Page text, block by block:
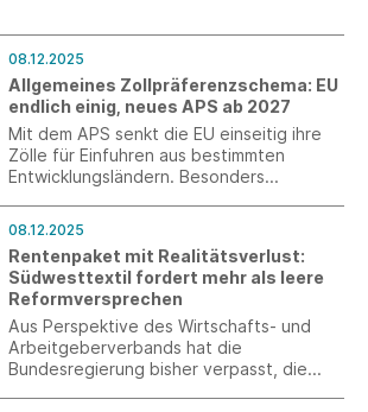
Nachhaltigkeitsberichterstattungsrichtlini
e und EU-Lieferkettenrichtlinie (CSDDD)
08.12.2025
Allgemeines Zollpräferenzschema: EU
endlich einig, neues APS ab 2027
Mit dem APS senkt die EU einseitig ihre
Zölle für Einfuhren aus bestimmten
Entwicklungsländern. Besonders
Fortschritten im Nachhaltigkeitsbereich
(APS+). Alle zehn Jahre wird die APS-
Verordnung überarbeitet. Jetzt ist es
wieder soweit: EU-Kommission, -
Parlament und -Rat haben sich nach
langen Beratungen endlich auf eine
gemeinsame Linie verständigt.
08.12.2025
Rentenpaket mit Realitätsverlust:
Südwesttextil fordert mehr als leere
Reformversprechen
Aus Perspektive des Wirtschafts- und
Arbeitgeberverbands hat die
Bundesregierung bisher verpasst, die